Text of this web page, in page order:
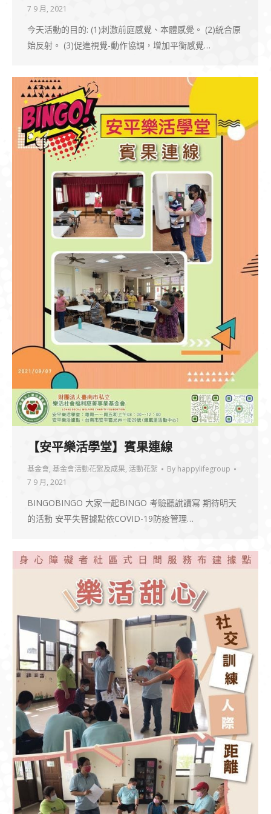
7 9 月, 2021
今天活動的目的: (1)刺激前庭感覺、本體感覺。 (2)統合原
始反射。 (3)促進視覺-動作協調，增加平衡感覺…
【安平樂活學堂】賓果連線
基金會, 基金會活動花絮及成果, 活動花絮 By happylifegroup
7 9 月, 2021
BINGOBINGO 大家一起BINGO 考驗聽說讀寫 期待明天
的活動 安平失智據點依COVID-19防疫管理…